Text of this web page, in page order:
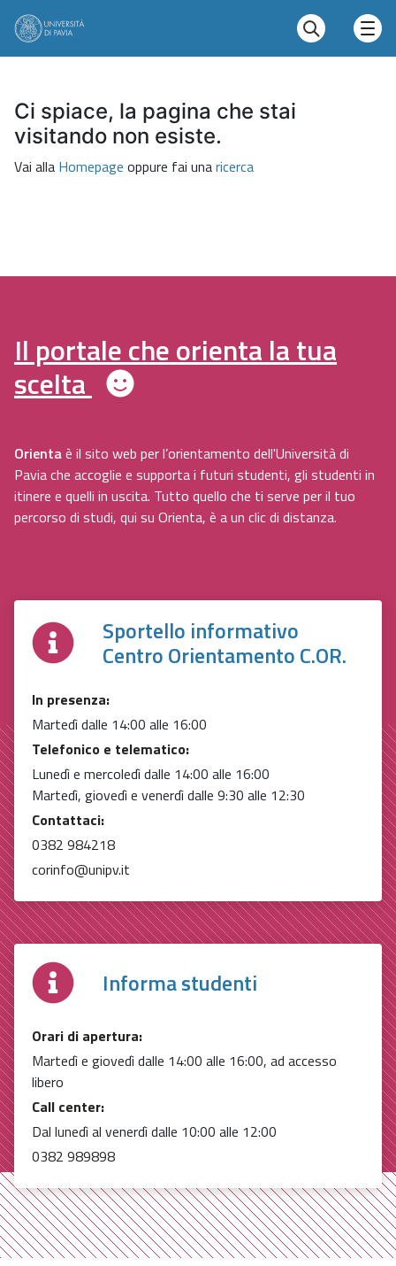
Ci spiace, la pagina che stai
visitando non esiste.
Vai alla Homepage oppure fai unaricerca
Il portale che orienta la tua
scelta
Orientaè il sito web per l’orientamento dell'Università di
Pavia che accoglie e supporta i futuri studenti, gli studenti in
itinere e quelli in uscita. Tutto quello che ti serve per il tuo
percorso di studi, qui su Orienta, è a un clic di distanza.
Sportello informativo
Centro Orientamento C.OR.
In presenza:
Martedì dalle 14:00 alle 16:00
Telefonico e telematico:
Lunedì e mercoledì dalle 14:00 alle 16:00
Martedì, giovedì e venerdì dalle 9:30 alle 12:30
Contattaci:
0382 984218
corinfo@unipv.it
Informa studenti
Orari di apertura:
Martedì e giovedì dalle 14:00 alle 16:00, ad accesso
libero
Call center:
Dal lunedì al venerdì dalle 10:00 alle 12:00
0382 989898